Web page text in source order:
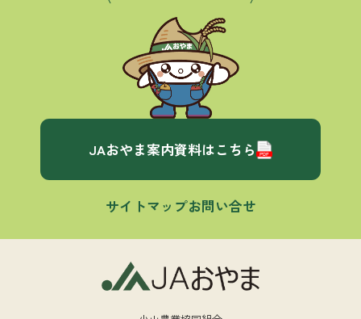
JAおやま案内資料はこちら
サイトマップお問い合せ